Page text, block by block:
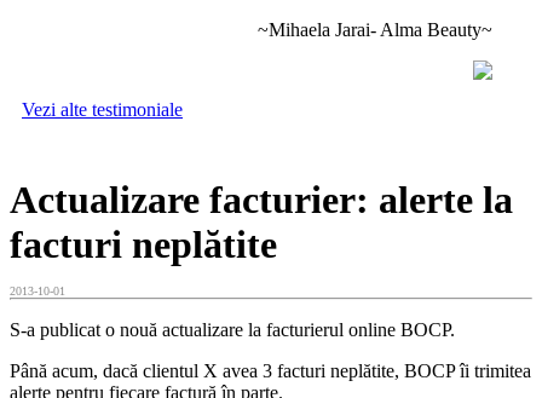
~Mihaela Jarai- Alma Beauty~
Vezi alte testimoniale
Actualizare facturier: alerte la
facturi neplătite
2013-10-01
S-a publicat o nouă actualizare la facturierul online BOCP.
Până acum, dacă clientul X avea 3 facturi neplătite, BOCP îi trimitea
alerte pentru fiecare factură în parte.